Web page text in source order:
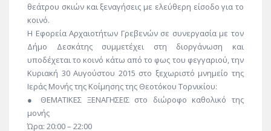
θεάτρου σκιών και ξεναγήσεις με ελεύθερη είσοδο για το
κοινό.
H Εφορεία Αρχαιοτήτων Γρεβενών σε συνεργασία με τον
Δήμο Δεσκάτης συμμετέχει στη διοργάνωση και
υποδέχεται το κοινό κάτω από το φως του φεγγαριού, την
Κυριακή 30 Αυγούστου 2015 στο ξεχωριστό μνημείο της
Ιεράς Μονής της Κοίμησης της Θεοτόκου Τορνικίου:
● ΘΕΜΑΤΙΚΕΣ ΞΕΝΑΓΗΣΕΙΣ στο διώροφο καθολικό της
μονής
Ώρα: 20:00 – 22:00